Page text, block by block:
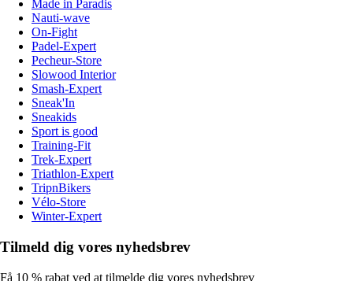
Made in Paradis
Nauti-wave
On-Fight
Padel-Expert
Pecheur-Store
Slowood Interior
Smash-Expert
Sneak'In
Sneakids
Sport is good
Training-Fit
Trek-Expert
Triathlon-Expert
TripnBikers
Vélo-Store
Winter-Expert
Tilmeld dig vores nyhedsbrev
Få 10 % rabat ved at tilmelde dig vores nyhedsbrev